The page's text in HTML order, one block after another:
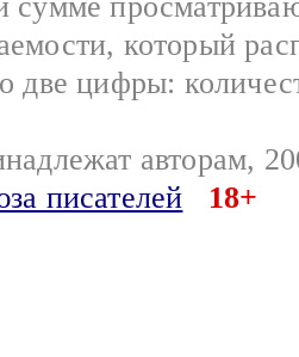
который
две цифры:
авторам,
писателей
18+